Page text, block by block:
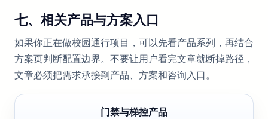
七、相关产品与方案入口
如果你正在做校园通行项目，可以先看产品系列，再结合
方案页判断配置边界。不要让用户看完文章就断掉路径，
文章必须把需求承接到产品、方案和咨询入口。
门禁与梯控产品